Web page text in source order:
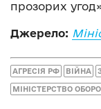
прозорих
Джерело:
АГРЕСІЯ РФ ВІЙНА
МІНІСТЕРСТВО